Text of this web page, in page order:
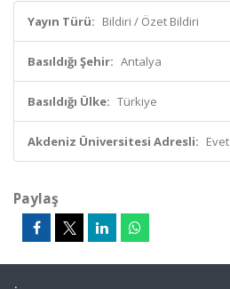
Yayın Türü: Bildiri / Özet Bildiri
Basıldığı Şehir: Antalya
Basıldığı Ülke: Türkiye
Akdeniz Üniversitesi Adresli: Evet
Paylaş